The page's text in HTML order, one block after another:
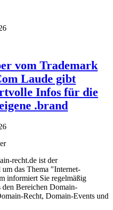
vom Trademark
Laude gibt
Infos für die
.brand
recht.de ist der
das Thema "Internet-
informiert Sie regelmäßig
den Bereichen Domain-
Recht, Domain-Events und